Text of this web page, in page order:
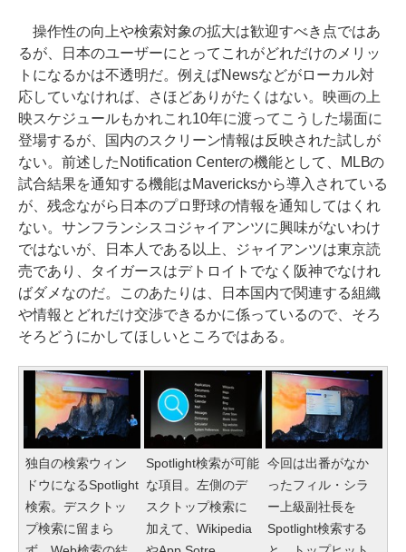
操作性の向上や検索対象の拡大は歓迎すべき点ではあ
るが、日本のユーザーにとってこれがどれだけのメリッ
トになるかは不透明だ。例えばNewsなどがローカル対
応していなければ、さほどありがたくはない。映画の上
映スケジュールもかれこれ10年に渡ってこうした場面に
登場するが、国内のスクリーン情報は反映された試しが
ない。前述したNotification Centerの機能として、MLBの
試合結果を通知する機能はMavericksから導入されている
が、残念ながら日本のプロ野球の情報を通知してはくれ
ない。サンフランシスコジャイアンツに興味がないわけ
ではないが、日本人である以上、ジャイアンツは東京読
売であり、タイガースはデトロイトでなく阪神でなけれ
ばダメなのだ。このあたりは、日本国内で関連する組織
や情報とどれだけ交渉できるかに係っているので、そろ
そろどうにかしてほしいところではある。
独自の検索ウィン
ドウになるSpotlight
検索。デスクトッ
プ検索に留まら
Spotlight検索が可能
な項目。左側のデ
スクトップ検索に
加えて、Wikipedia
今回は出番がなか
ったフィル・シラ
ー上級副社長を
Spotlight検索する